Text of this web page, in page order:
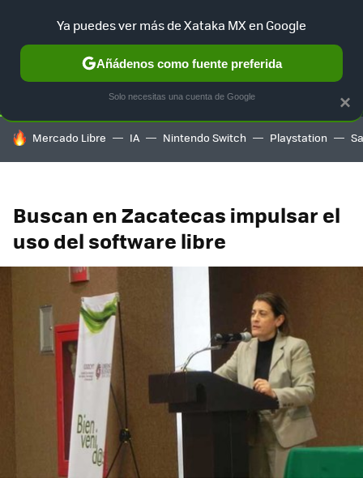
SELECCIÓN GAMING HOME AUTO TERRITORIO
HOY SE HABLA DE
Mercado Libre IA Nintendo Switch Playstation
Buscan en Zacatecas impulsar el
uso del software libre
×
Ya puedes ver más de Xataka MX en Google
Añádenos como fuente preferida
Solo necesitas una cuenta de Google